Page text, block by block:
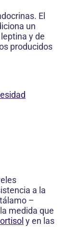
El
un
y de
producidos
a la
–
medida que
y en las